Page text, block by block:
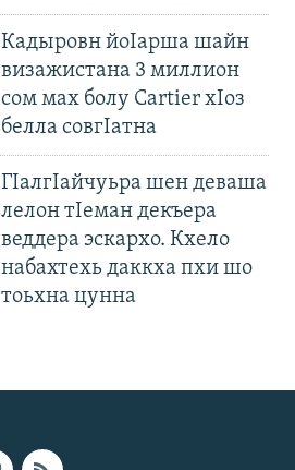
Кадыровн йоIарша шайн
визажистана 3 миллион
сом мах болу Cartier хIоз
белла совгIатна
ГIалгIайчуьра шен деваша
лелон тIеман декъера
веддера эскархо. Кхело
набахтехь даккха пхи шо
тоьхна цунна